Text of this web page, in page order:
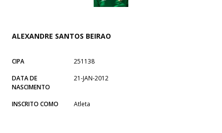
ALEXANDRE SANTOS BEIRAO
CIPA
251138
DATA DE
NASCIMENTO
21-JAN-2012
INSCRITO COMO Atleta